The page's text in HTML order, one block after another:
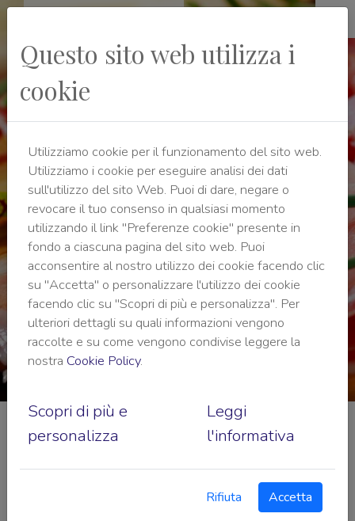
Marina di Cecina
Da Alfredo Restaurant
Questo sito web utilizza i
cookie
Utilizziamo cookie per il funzionamento del sito web.
Utilizziamo i cookie per eseguire analisi dei dati
sull'utilizzo del sito Web. Puoi di dare, negare o
revocare il tuo consenso in qualsiasi momento
utilizzando il link "Preferenze cookie" presente in
fondo a ciascuna pagina del sito web. Puoi
acconsentire al nostro utilizzo dei cookie facendo clic
su "Accetta" o personalizzare l'utilizzo dei cookie
facendo clic su "Scopri di più e personalizza". Per
ulteriori dettagli su quali informazioni vengono
raccolte e su come vengono condivise leggere la
nostra Cookie Policy.
Scopri di più e
personalizza
Leggi
l'informativa
Rifiuta Accetta